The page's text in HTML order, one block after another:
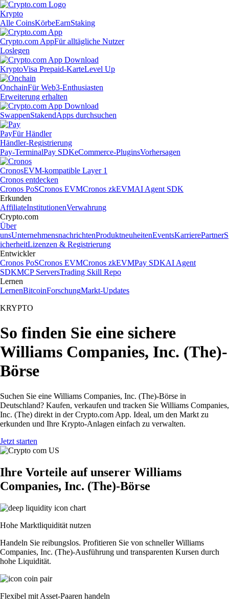
Krypto
Alle CoinsKörbeEarnStaking
Crypto.com AppFür alltägliche Nutzer
Loslegen
KryptoVisa Prepaid-KarteLevel Up
OnchainFür Web3-Enthusiasten
Erweiterung erhalten
SwappenStakendApps durchsuchen
PayFür Händler
Händler-Registrierung
Pay-TerminalPay SDKeCommerce-PluginsVorhersagen
CronosEVM-kompatible Layer 1
Cronos entdecken
Cronos PoSCronos EVMCronos zkEVMAI Agent SDK
Erkunden
AffiliateInstitutionenVerwahrung
Crypto.com
Über
unsUnternehmensnachrichtenProduktneuheitenEventsKarrierePartnerS
icherheitLizenzen & Registrierung
Entwickler
Cronos PoSCronos EVMCronos zkEVMPay SDKAI Agent
SDKMCP ServersTrading Skill Repo
Lernen
LernenBitcoinForschungMarkt-Updates
KRYPTO
So finden Sie eine sichere
Williams Companies, Inc. (The)-
Börse
Suchen Sie eine Williams Companies, Inc. (The)-Börse in
Deutschland? Kaufen, verkaufen und tracken Sie Williams Companies,
Inc. (The) direkt in der Crypto.com App. Ideal, um den Markt zu
erkunden und Ihre Krypto-Anlagen einfach zu verwalten.
Jetzt starten
Ihre Vorteile auf unserer Williams
Companies, Inc. (The)-Börse
Hohe Marktliquidität nutzen
Handeln Sie reibungslos. Profitieren Sie von schneller Williams
Companies, Inc. (The)-Ausführung und transparenten Kursen durch
hohe Liquidität.
Flexibel mit Asset-Paaren handeln